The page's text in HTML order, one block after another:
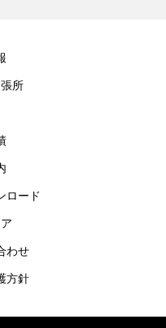
所
ロード
わせ
方針